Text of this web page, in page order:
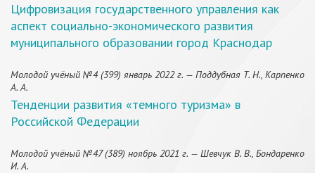
Цифровизация государственного управления как
аспект социально-экономического развития
муниципального образовании город Краснодар
Молодой учёный №4 (399) январь 2022 г. — Поддубная Т. Н., Карпенко
А. А.
Тенденции развития «темного туризма» в
Российской Федерации
Молодой учёный №47 (389) ноябрь 2021 г. — Шевчук В. В., Бондаренко
И. А.